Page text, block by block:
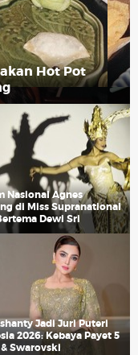
Hot Pot
Nasional Agnes
di Miss Supranational
Dewi Sri
Jadi Juri Puteri
2026: Kebaya Payet 5
Swarovski